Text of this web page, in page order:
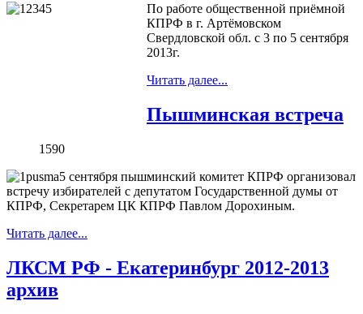
По работе общественной приёмной
КПРФ в г. Артёмовском
Свердловской обл. с 3 по 5 сентября
2013г.
Читать далее...
Пышминская встреча
1590
5 сентября пышминский комитет КПРФ организовал
встречу избирателей с депутатом Государственной думы от
КПРФ, Секретарем ЦК КПРФ Павлом Дорохиным.
Читать далее...
ЛКСМ РФ - Екатеринбург 2012-2013
архив